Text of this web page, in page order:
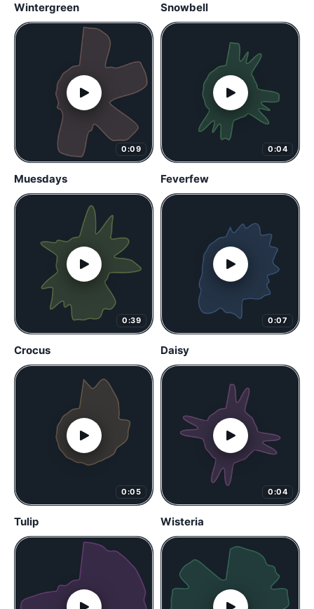
Wintergreen Snowbell
0:09
Muesdays
0:04
Feverfew
0:39
Crocus
0:07
Daisy
0:05
Tulip
0:04
Wisteria